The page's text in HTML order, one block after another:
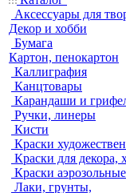
Аксессуары для
Декор и хобби
Бумага
Картон, пенокартон
Каллиграфия
Канцтовары
Карандаши и
Ручки, линеры
Кисти
Краски
Краски для декора,
Краски
Лаки, грунты,